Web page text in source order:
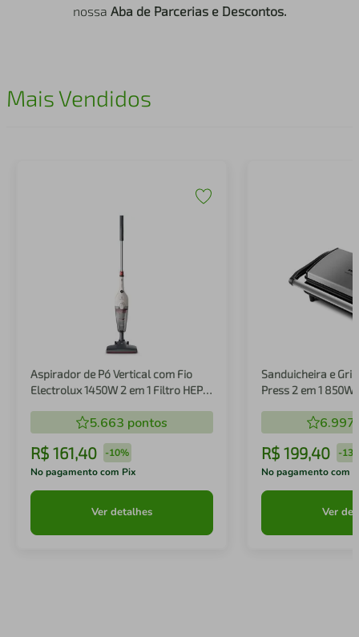
nossa Aba de Parcerias e Descontos.
Mais Vendidos
Aspirador de Pó Vertical com Fio
Electrolux 1450W 2 em 1 Filtro HEPA
5.663 pontos
R$ 161,40 -10%
No pagamento com Pix
Ver detalhes
Sanduicheira e
Press 2 em 1 850W
6.997
R$ 199,40 -
No pagamento com
Ver